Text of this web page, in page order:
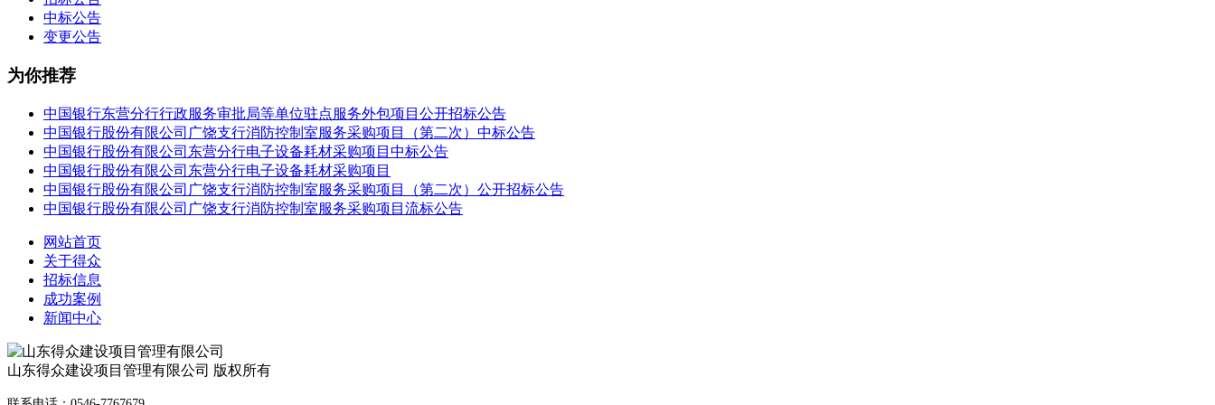
中标公告
变更公告
为你推荐
中国银行东营分行行政服务审批局等单位驻点服务外包项目公开招标公告
中国银行股份有限公司广饶支行消防控制室服务采购项目（第二次）中标公告
中国银行股份有限公司东营分行电子设备耗材采购项目中标公告
中国银行股份有限公司东营分行电子设备耗材采购项目
中国银行股份有限公司广饶支行消防控制室服务采购项目（第二次）公开招标公告
中国银行股份有限公司广饶支行消防控制室服务采购项目流标公告
网站首页
关于得众
招标信息
成功案例
新闻中心
山东得众建设项目管理有限公司 版权所有